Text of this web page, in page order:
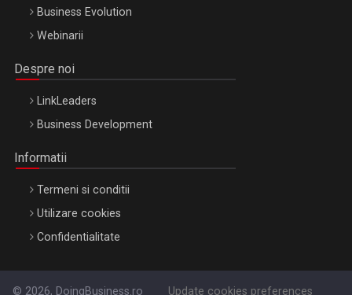
Business Evolution
Webinarii
Despre noi
LinkLeaders
Business Development
Informatii
Termeni si conditii
Utilizare cookies
Confidentialitate
© 2026, DoingBusiness.ro Update cookies preferences